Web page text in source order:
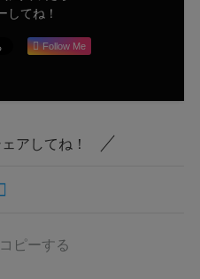
してね！
Follow Me
アしてね！
ピーする